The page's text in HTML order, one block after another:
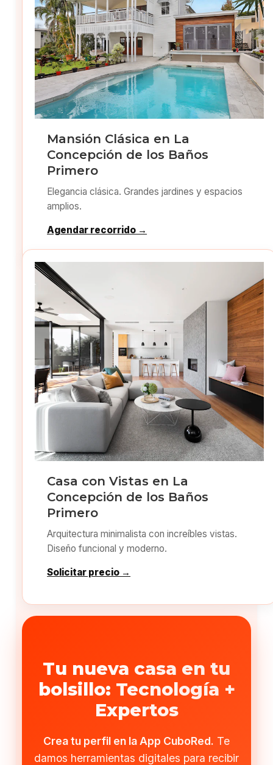
Mansión Clásica en La
Concepción de los Baños
Primero
Elegancia clásica. Grandes jardines y espacios
amplios.
Agendar recorrido →
Casa con Vistas en La
Concepción de los Baños
Primero
Arquitectura minimalista con increíbles vistas.
Diseño funcional y moderno.
Solicitar precio →
Tu nueva casa en tu
bolsillo: Tecnología +
Expertos
Crea tu perfil en la App CuboRed. Te
damos herramientas digitales para recibir